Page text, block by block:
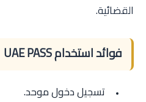
القضائية.
فوائد استخدام UAE PASS
تسجيل دخول موحد.